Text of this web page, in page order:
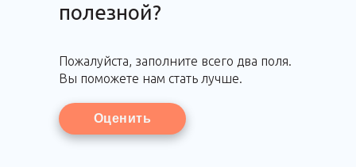
полезной?
Пожалуйста, заполните всего два поля.
Вы поможете нам стать лучше.
Оценить